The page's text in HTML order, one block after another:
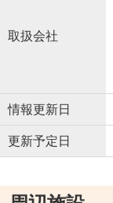
取扱会社
情報更新日
更新予定日